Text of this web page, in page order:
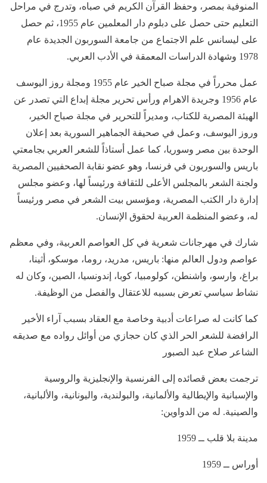
المنوفية بمصر، وحفظ القرآن الكريم في صباه، وتدرج في مراحل
التعليم حتى حصل على دبلوم دار المعلمين عام 1955، ثم حصل
على ليسانس علم الاجتماع من جامعة السوربون الجديدة عام
1978 وشهادة الدراسات المعمقة في الأدب العربي.
عمل محرراً في مجلة صباح الخير عام 1955 ومجلة روز اليوسف
عام 1956 وجريدة الاهرام ورأس تحرير مجلة إبداع التي تصدر عن
الهيئة المصرية للكتاب، ومديراً للتحرير في مجلة صباح الخير،
وروز اليوسف، وعمل في صحيفة الجماهير السورية بعد إعلان
الوحدة بين مصر وسوريا، كما عمل أستاذاً للشعر العربي بجامعتي
باريس والسوربون في فرنسا، وهو عضو نقابة الصحفيين المصرية
ولجنة الشعر بالمجلس الأعلى للثقافة ورئيساً لها، وعضو مجلس
إدارة دار الكتب المصرية، ومؤسس بيت الشعر في مصر ورئيساً
له، وعضو المنظمة العربية لحقوق الإنسان.
شارك في مهرجانات شعرية في كل العواصم العربية، وفي معظم
عواصم ودول العالم منها: باريس، مدريد، روما، موسكو، أثينا،
براغ، وارسو، واشنطن، كولومبيا، كوبا، إندونسيا، الصين، وكان له
نشاط سياسي تعرض بسببه للاعتقال والفصل من الوظيفة.
كما كانت له صراعات أدبية وخاصة مع العقاد بسبب آراء الأخير
الرافضة للشعر الحر الذي كان حجازي من أوائل رواده مع صديقه
الشاعر صلاح عبد الصبور
ترجمت بعض قصائده إلى الفرنسية والإنجليزية والروسية
والإسبانية والإيطالية والألمانية، والبولندية، واليونانية، والألبانية،
والصينية. له من الدواوين:
مدينة بلا قلب ــ 1959
أوراس ــ 1959